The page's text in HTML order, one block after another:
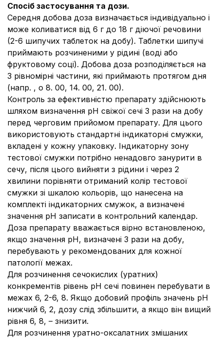
Спосіб застосування та дози.
Середня добова доза визначається індивідуально і
може коливатися від 6 г до 18 г діючої речовини
(2-6 шипучих таблеток на добу). Таблетки шипучі
приймають розчиненими у рідині (воді або
фруктовому соці). Добова доза розподіляється на
3 рівномірні частини, які приймають протягом дня
(напр. , о 8. 00, 14. 00, 21. 00).
Контроль за ефективністю препарату здійснюють
шляхом визначення рН свіжої сечі 3 рази на добу
перед черговим прийомом препарату. Для цього
використовують стандартні індикаторні смужки,
вкладені у кожну упаковку. Індикаторну зону
тестової смужки потрібно ненадовго занурити в
сечу, після цього вийняти з рідини і через 2
хвилини порівняти отриманий колір тестової
смужки зі шкалою кольорів, що нанесена на
комплекті індикаторних смужок, а визначені
значення рН записати в контрольний календар.
Доза препарату вважається вірно встановленою,
якщо значення рН, визначені 3 рази на добу,
перебувають у рекомендованих для кожної
патології межах.
Для розчинення сечокислих (уратних)
конкрементів рівень рН сечі повинен перебувати в
межах 6, 2-6, 8. Якщо добовий профіль значень рН
нижчий 6, 2, дозу слід збільшити, а якщо він вищий
рівня 6, 8, – знизити.
Для розчинення уратно-оксалатних змішаних